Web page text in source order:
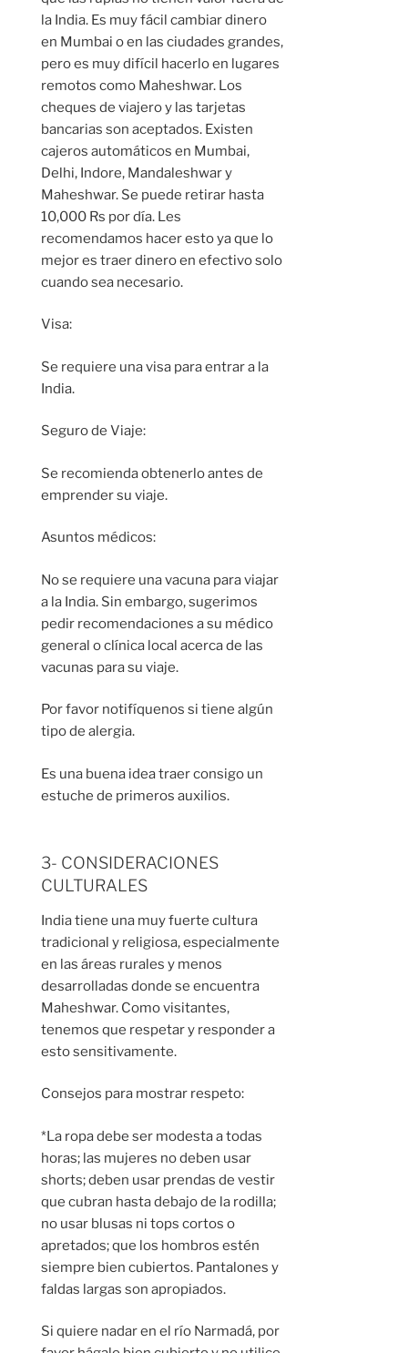
la India. Es muy fácil cambiar dinero
en Mumbai o en las ciudades grandes,
pero es muy difícil hacerlo en lugares
remotos como Maheshwar. Los
cheques de viajero y las tarjetas
bancarias son aceptados. Existen
cajeros automáticos en Mumbai,
Delhi, Indore, Mandaleshwar y
Maheshwar. Se puede retirar hasta
10,000 Rs por día. Les
recomendamos hacer esto ya que lo
mejor es traer dinero en efectivo solo
cuando sea necesario.
Visa:
Se requiere una visa para entrar a la
India.
Seguro de Viaje:
Se recomienda obtenerlo antes de
emprender su viaje.
Asuntos médicos:
No se requiere una vacuna para viajar
a la India. Sin embargo, sugerimos
pedir recomendaciones a su médico
general o clínica local acerca de las
vacunas para su viaje.
Por favor notifíquenos si tiene algún
tipo de alergia.
Es una buena idea traer consigo un
estuche de primeros auxilios.
3- CONSIDERACIONES
CULTURALES
India tiene una muy fuerte cultura
tradicional y religiosa, especialmente
en las áreas rurales y menos
desarrolladas donde se encuentra
Maheshwar. Como visitantes,
tenemos que respetar y responder a
esto sensitivamente.
Consejos para mostrar respeto:
*La ropa debe ser modesta a todas
horas; las mujeres no deben usar
shorts; deben usar prendas de vestir
que cubran hasta debajo de la rodilla;
no usar blusas ni tops cortos o
apretados; que los hombros estén
siempre bien cubiertos. Pantalones y
faldas largas son apropiados.
Si quiere nadar en el río Narmadá, por